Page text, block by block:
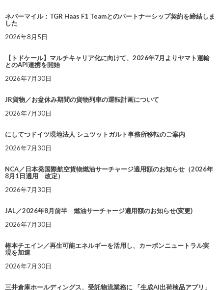
ネバーマイル：TGR Haas F1 Teamとのパートナーシップ契約を締結しま
した
2026年8月5日
【トドケール】マルチキャリア化に向けて、2026年7月よりヤマト運輸
とのAPI連携を開始
2026年7月30日
JR貨物／お盆休み期間の貨物列車の運転計画について
2026年7月30日
にしてつドイツ現地法人 シュツットガルト事務所移転のご案内
2026年7月30日
NCA／日本発国際航空貨物燃油サーチャージ適用額のお知らせ（2026年
8月1日適用 改定）
2026年7月30日
JAL／2026年8月前半 燃油サーチャージ適用額のお知らせ(変更)
2026年7月30日
椿本チエイン／再生可能エネルギーを活用し、カーボンニュートラル実
現を加速
2026年7月30日
三井倉庫ホールディングス、受託物流業務に 「生成AI出荷検品アプリ」